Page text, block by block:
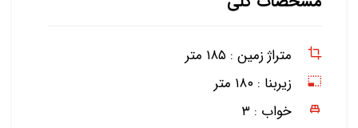
متراژ زمین : ۱۸۵ متر
زیربنا : ۱۸۰ متر
خواب : ۳